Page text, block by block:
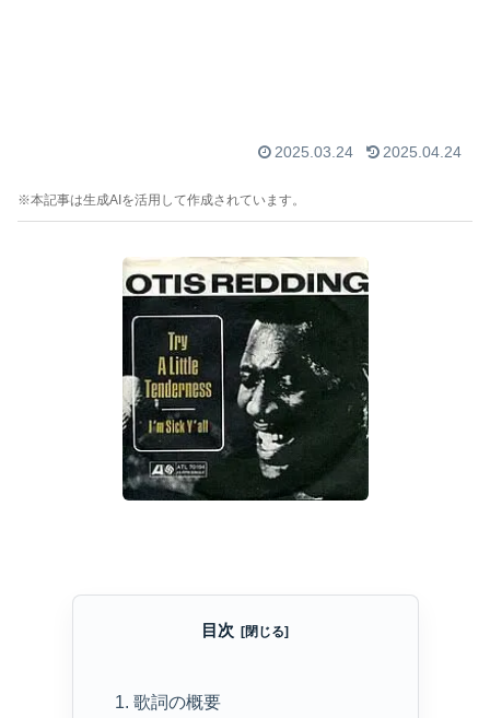
2025.03.24 2025.04.24
※本記事は生成AIを活用して作成されています。
目次
1. 歌詞の概要